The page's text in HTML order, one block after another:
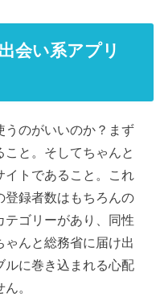
会い系アプリ
うのがいいのか？まず
こと。そしてちゃんと
イトであること。これ
登録者数はもちろんの
テゴリーがあり、同性
んと総務省に届け出
ルに巻き込まれる心配
。